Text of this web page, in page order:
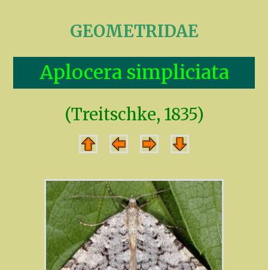
GEOMETRIDAE
Aplocera simpliciata
(Treitschke, 1835)